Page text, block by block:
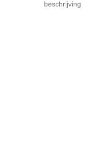
beschrijving